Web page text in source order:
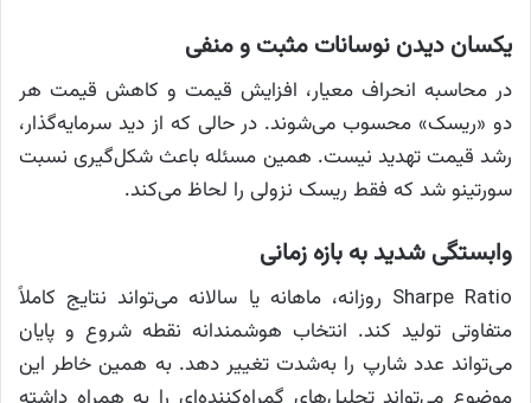
یکسان دیدن نوسانات مثبت و منفی
در محاسبه انحراف معیار، افزایش قیمت و کاهش قیمت هر
دو «ریسک» محسوب می‌شوند. در حالی که از دید سرمایه‌گذار،
رشد قیمت تهدید نیست. همین مسئله باعث شکل‌گیری نسبت
سورتینو شد که فقط ریسک نزولی را لحاظ می‌کند.
وابستگی شدید به بازه زمانی
Sharpe Ratio روزانه، ماهانه یا سالانه می‌تواند نتایج کاملاً
متفاوتی تولید کند. انتخاب هوشمندانه نقطه شروع و پایان
می‌تواند عدد شارپ را به‌شدت تغییر دهد. به همین خاطر این